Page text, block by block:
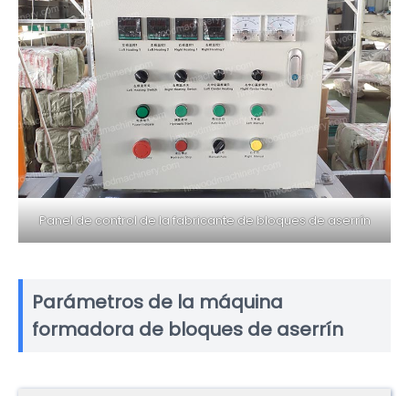
Panel de control de la fabricante de bloques de aserrín
Parámetros de la máquina
formadora de bloques de aserrín